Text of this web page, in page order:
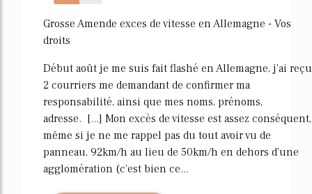
53%
Grosse Amende exces de vitesse en Allemagne - Vos
droits
Début août je me suis fait flashé en Allemagne, j'ai reçu
2 courriers me demandant de confirmer ma
responsabilité, ainsi que mes noms, prénoms,
adresse. [...] Mon excès de vitesse est assez conséquent,
même si je ne me rappel pas du tout avoir vu de
panneau, 92km/h au lieu de 50km/h en dehors d'une
agglomération (c'est bien ce...